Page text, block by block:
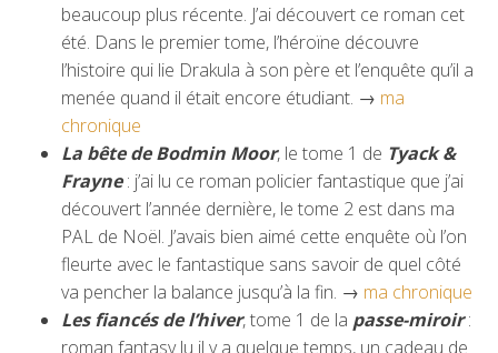
beaucoup plus récente. J’ai découvert ce roman cet
été. Dans le premier tome, l’héroïne découvre
l’histoire qui lie Drakula à son père et l’enquête qu’il a
menée quand il était encore étudiant. → ma
chronique
La bête de Bodmin Moor, le tome 1 de Tyack &
Frayne : j’ai lu ce roman policier fantastique que j’ai
découvert l’année dernière, le tome 2 est dans ma
PAL de Noël. J’avais bien aimé cette enquête où l’on
fleurte avec le fantastique sans savoir de quel côté
va pencher la balance jusqu’à la fin. → ma chronique
Les fiancés de l’hiver, tome 1 de la passe-miroir :
roman fantasy lu il y a quelque temps, un cadeau de